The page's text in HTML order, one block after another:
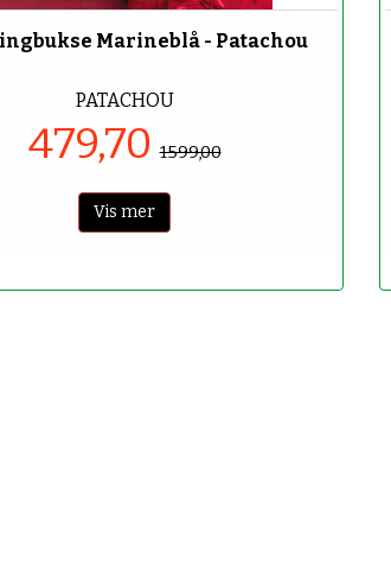
Marineblå - Patachou
PATACHOU
479,701599,00
Vis mer